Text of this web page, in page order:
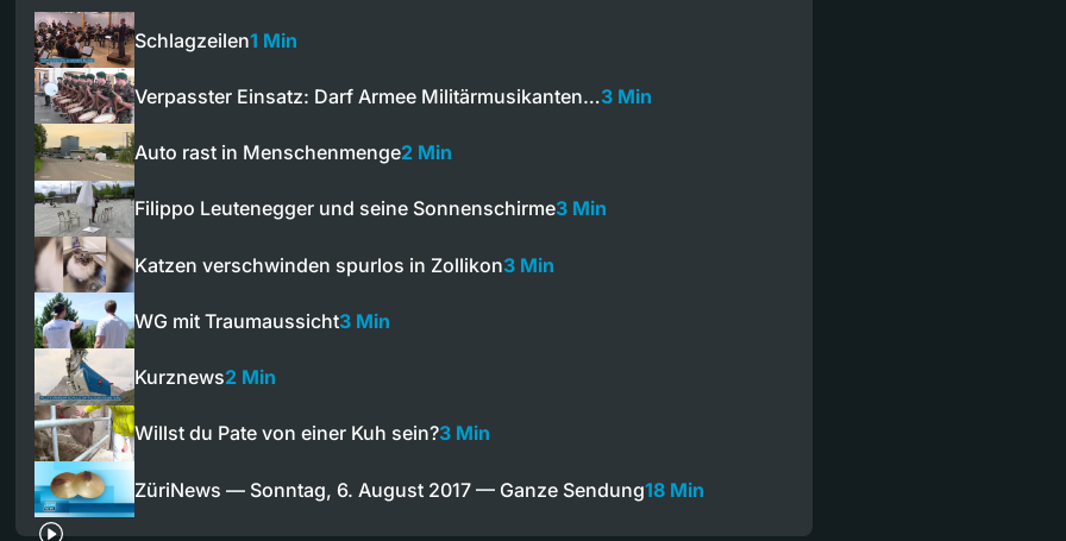
Schlagzeilen1 Min
Verpasster Einsatz: Darf Armee Militärmusikanten…3 Min
Auto rast in Menschenmenge2 Min
Filippo Leutenegger und seine Sonnenschirme3 Min
Katzen verschwinden spurlos in Zollikon3 Min
WG mit Traumaussicht3 Min
Kurznews2 Min
Willst du Pate von einer Kuh sein?3 Min
ZüriNews — Sonntag, 6. August 2017 — Ganze Sendung18 Min